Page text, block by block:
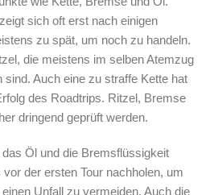
sich oft erst nach einigen
zu spät, um noch zu handeln.
die meistens im selben Atemzug
Auch eine zu straffe Kette hat
des Roadtrips. Ritzel, Bremse
dringend geprüft werden.
Öl und die Bremsflüssigkeit
der ersten Tour nachholen, um
Unfall zu vermeiden. Auch die